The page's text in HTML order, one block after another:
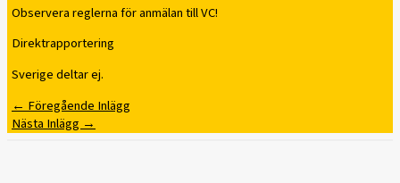
Observera reglerna för anmälan till VC!
Direktrapportering
Sverige deltar ej.
← Föregående Inlägg
Nästa Inlägg →